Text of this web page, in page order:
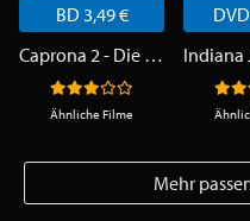
BD 3,49 €
Caprona 2 - Die Rückkehr der Dinosaurier
Ähnliche Filme
Mehr